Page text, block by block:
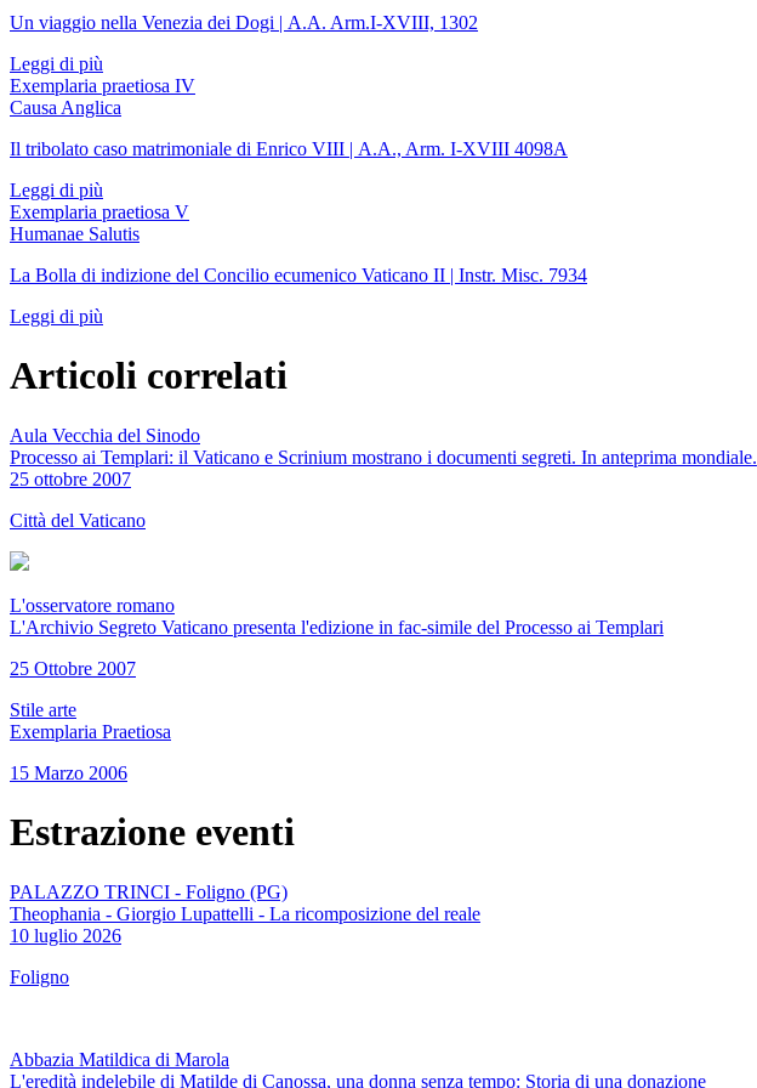
Un viaggio nella Venezia dei Dogi | A.A. Arm.I-XVIII, 1302
Leggi di più
Exemplaria praetiosa IV
Causa Anglica
Il tribolato caso matrimoniale di Enrico VIII | A.A., Arm. I-XVIII 4098A
Leggi di più
Exemplaria praetiosa V
Humanae Salutis
La Bolla di indizione del Concilio ecumenico Vaticano II | Instr. Misc. 7934
Leggi di più
Articoli correlati
Aula Vecchia del Sinodo
Processo ai Templari: il Vaticano e Scrinium mostrano i documenti segreti. In anteprima mondiale.
25 ottobre 2007
Città del Vaticano
L'osservatore romano
L'Archivio Segreto Vaticano presenta l'edizione in fac-simile del Processo ai Templari
25 Ottobre 2007
Stile arte
Exemplaria Praetiosa
15 Marzo 2006
Estrazione eventi
PALAZZO TRINCI - Foligno (PG)
Theophania - Giorgio Lupattelli - La ricomposizione del reale
10 luglio 2026
Foligno
Abbazia Matildica di Marola
L'eredità indelebile di Matilde di Canossa, una donna senza tempo: Storia di una donazione